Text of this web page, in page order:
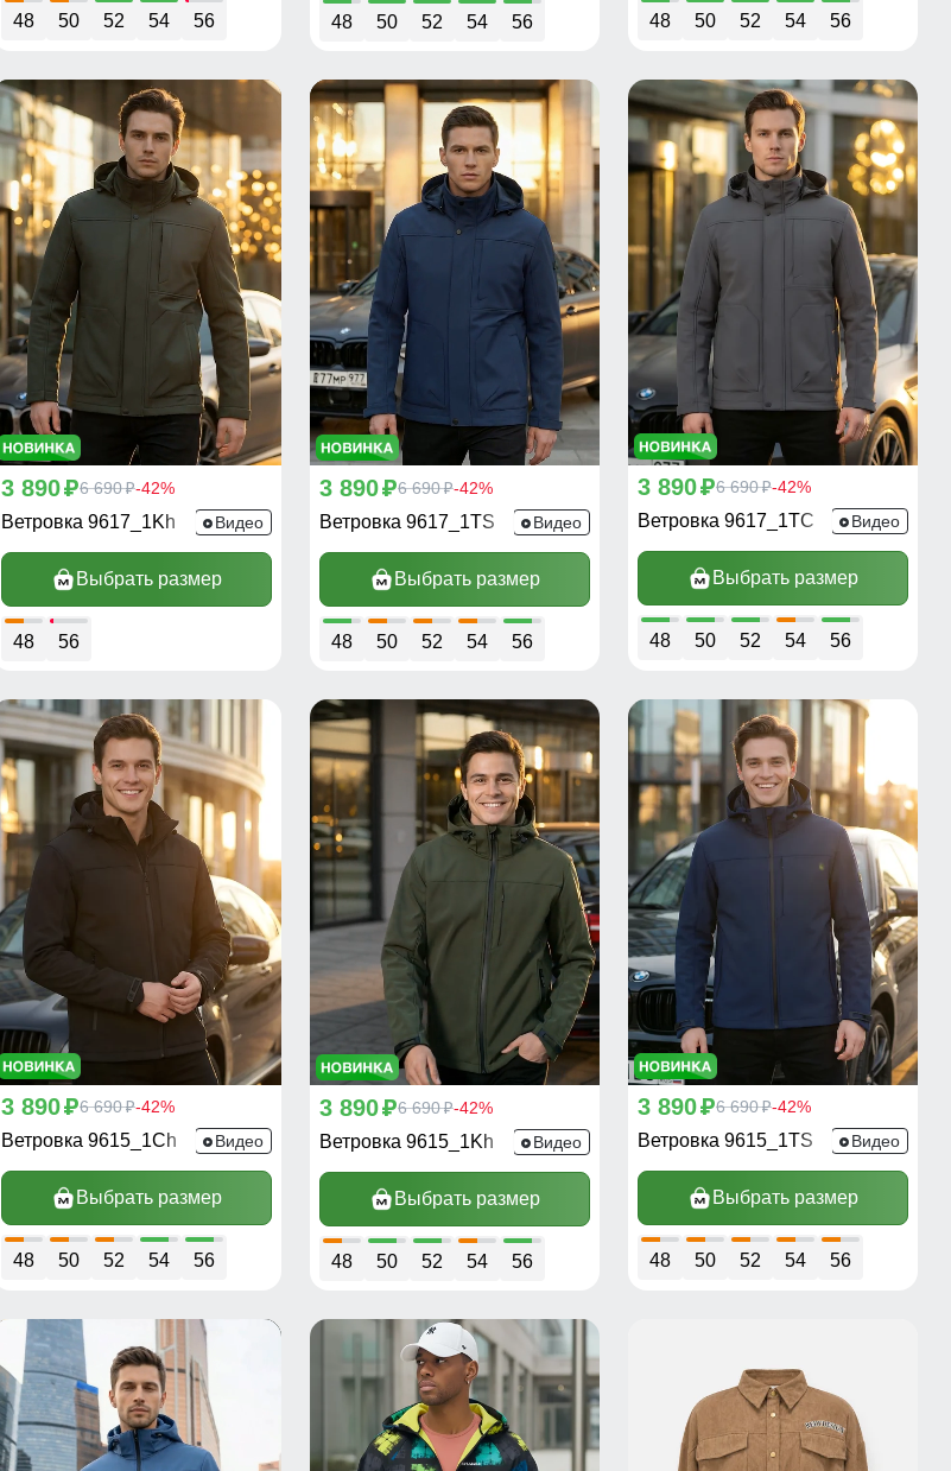
48 50 52 54 56 48 50 52 54 56 48 50 52 54 56
3 890p6 690p-42%
Ветровка 9617_1Kh Видео
Выбрать размер
48 56
3 890p6 690p-42%
Ветровка 9617_1TS Видео
Выбрать размер
48 50 52 54 56
3 890p6 690p-42%
Ветровка 9617_1TC Видео
Выбрать размер
48 50 52 54 56
3 890p6 690p-42%
Ветровка 9615_1Ch Видео
Выбрать размер
48 50 52 54 56
3 890p6 690p-42%
Ветровка 9615_1Kh Видео
Выбрать размер
48 50 52 54 56
3 890p6 690p-42%
Ветровка 9615_1TS Видео
Выбрать размер
48 50 52 54 56